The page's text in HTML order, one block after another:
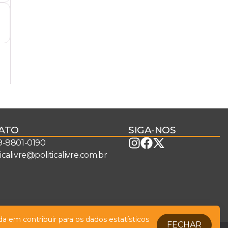
8801-0190
SIGA-NOS
em contribuir para os dados estatísticos
FECHAR